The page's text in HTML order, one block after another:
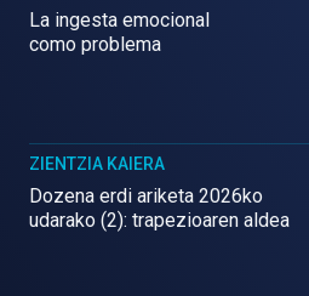
La ingesta emocional
como problema
ZIENTZIA KAIERA
Dozena erdi ariketa 2026ko
udarako (2): trapezioaren aldea